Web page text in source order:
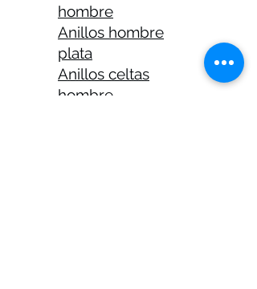
hombre
Anillos hombre
plata
Anillos celtas
hombre